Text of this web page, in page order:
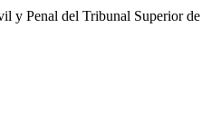
y Penal del Tribunal Superior de